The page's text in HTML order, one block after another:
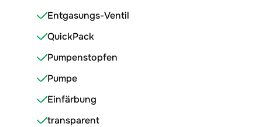
Entgasungs-Ventil
QuickPack
Pumpenstopfen
Pumpe
Einfärbung
transparent